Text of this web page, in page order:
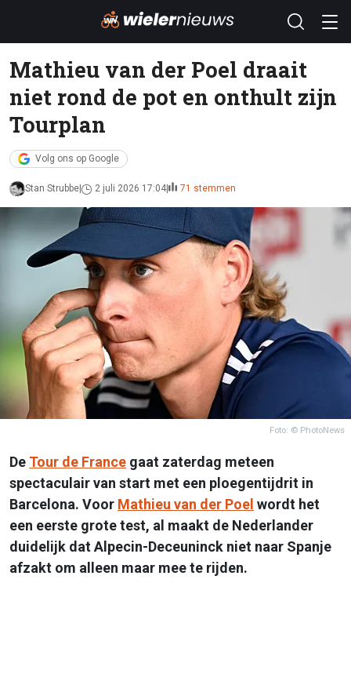
Mathieu van der Poel draait
niet rond de pot en onthult zijn
Tourplan
Volg ons op Google
Stan Strubbe 2 juli 2026 17:04 71 stemmen
Foto: © PhotoNews
De Tour de France gaat zaterdag meteen
spectaculair van start met een ploegentijdrit in
Barcelona. Voor Mathieu van der Poel wordt het
een eerste grote test, al maakt de Nederlander
duidelijk dat Alpecin-Deceuninck niet naar Spanje
afzakt om alleen maar mee te rijden.